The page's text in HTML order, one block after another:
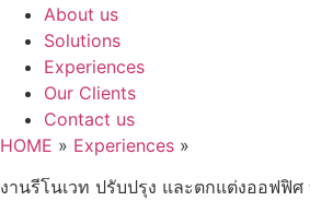
About us
Solutions
Experiences
Our Clients
Contact us
HOME » Experiences »
งานรีโนเวท ปรับปรุง และตกแต่งออฟฟิ